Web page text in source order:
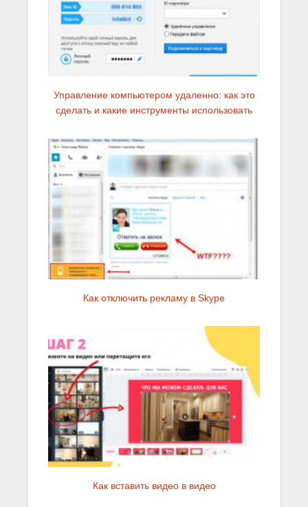
Управление компьютером удаленно: как это
сделать и какие инструменты использовать
Как отключить рекламу в Skype
Как вставить видео в видео